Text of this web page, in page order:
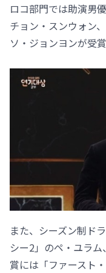
ロコ部門では助演男
チョン・スンウォン
ソ・ジョンヨンが受
また、シーズン制ド
シー2」のペ・ユラ
賞には「ファースト